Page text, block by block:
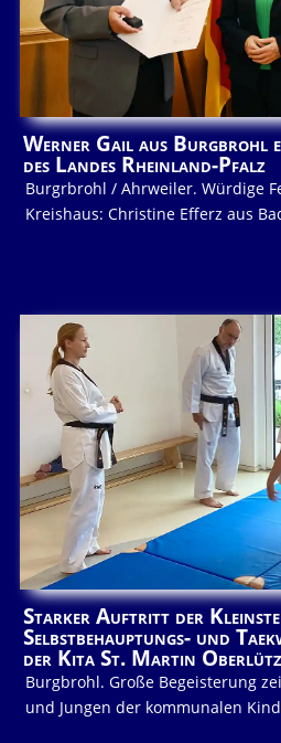
Werner Gail aus Burgbrohl
des Landes Rheinland-Pfalz
Burgrbrohl / Ahrweiler. Würdige
Kreishaus: Christine Efferz aus
Starker Auftritt der
Selbstbehauptungs- und
der Kita St. Martin
Burgbrohl. Große Begeisterung
und Jungen der kommunalen